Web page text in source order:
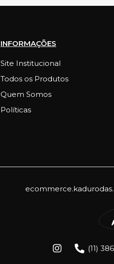
INFORMAÇÕES
Site Institucional
Todos os Produtos
Quem Somos
Políticas
(11)